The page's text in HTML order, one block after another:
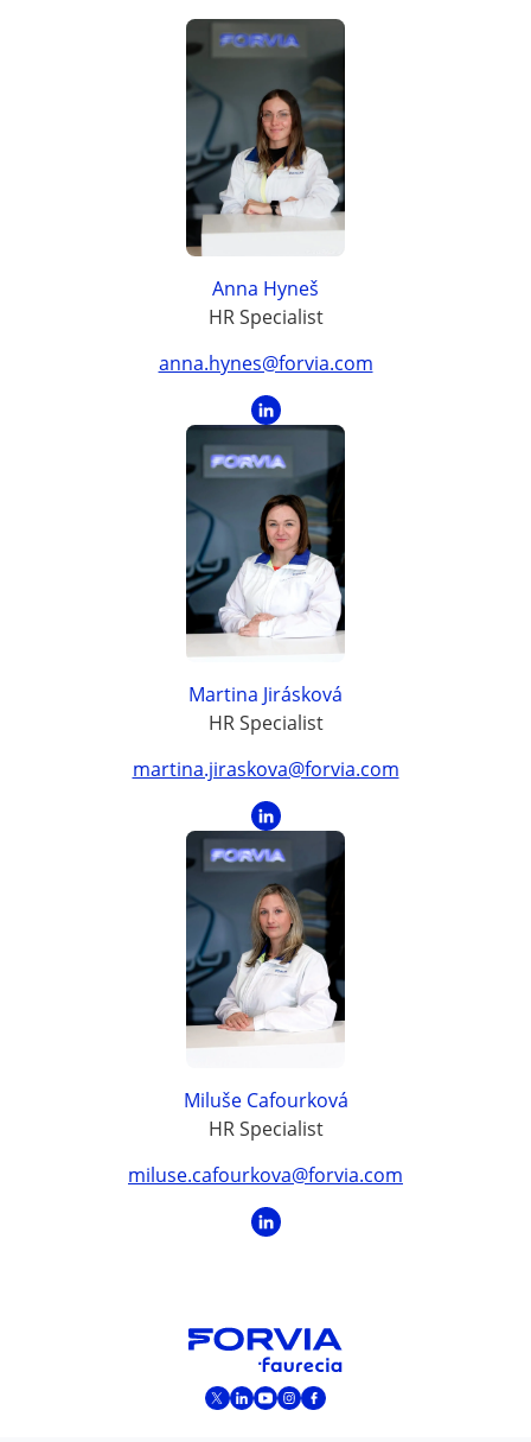
Anna Hyneš
HR Specialist
anna.hynes@forvia.com
Martina Jirásková
HR Specialist
martina.jiraskova@forvia.com
Miluše Cafourková
HR Specialist
miluse.cafourkova@forvia.com